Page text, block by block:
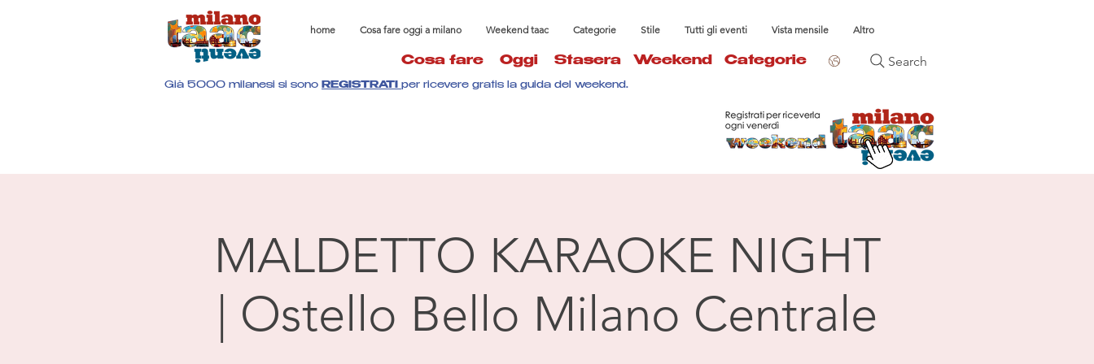
home Cosa fare oggi a milano Weekend taac Categorie Stile Tutti gli eventi Vista mensile Altro
Cosa fare Oggi Stasera Weekend Categorie Search
Già 5000 milanesi si sono REGISTRATI per ricevere gratis la guida del weekend.
MALDETTO KARAOKE NIGHT
| Ostello Bello Milano Centrale